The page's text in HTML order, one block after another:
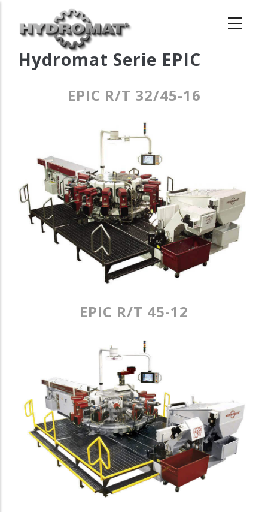
contenido
principalHydromat Serie EPIC
EPIC R/T 32/45-16
EPIC R/T 45-12